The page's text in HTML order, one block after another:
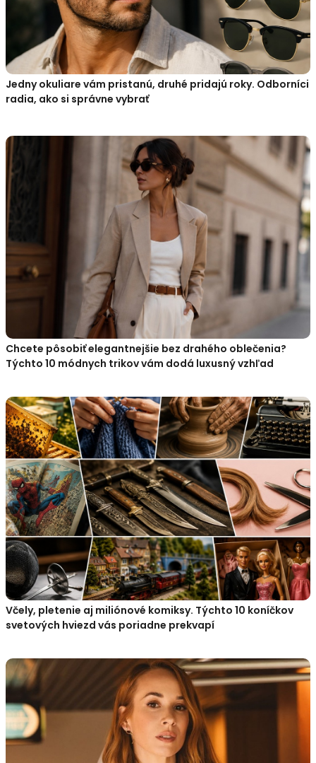
Jedny okuliare vám pristanú, druhé pridajú roky. Odborníci
radia, ako si správne vybrať
Chcete pôsobiť elegantnejšie bez drahého oblečenia?
Týchto 10 módnych trikov vám dodá luxusný vzhľad
Včely, pletenie aj miliónové komiksy. Týchto 10 koníčkov
svetových hviezd vás poriadne prekvapí